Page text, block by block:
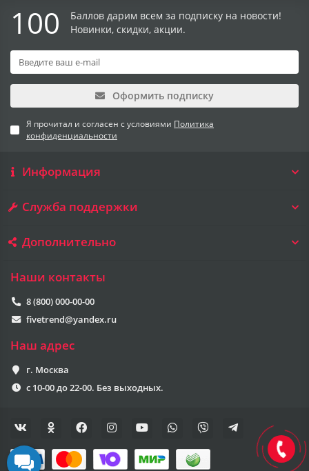
100
Баллов дарим всем за подписку на новости!
Новинки, скидки, акции.
Оформить подписку
Я прочитал и согласен с условиями Политика
конфиденциальности
Информация
Служба поддержки
Дополнительно
Наши контакты
8 (800) 000-00-00
fivetrend@yandex.ru
Наш адрес
г. Москва
с 10-00 до 22-00. Без выходных.